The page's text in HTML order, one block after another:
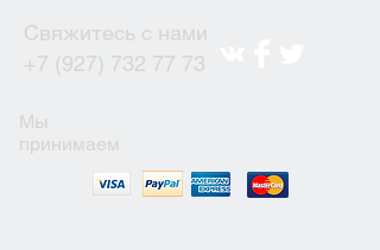
Свяжитесь с нами
+7 (927) 732 77 73
Мы
принимаем